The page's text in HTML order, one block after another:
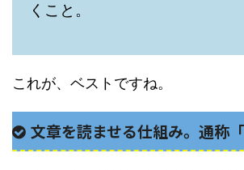
くこと。
これが、ベストですね。
文章を読ませる仕組み。通称「